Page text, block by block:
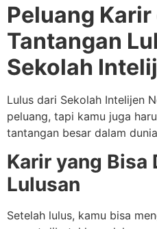
Peluang Karir
Tantangan
Sekolah
Lulus dari Sekolah Intelijen
peluang, tapi kamu juga
tantangan besar dalam
Karir yang Bisa
Lulusan
Setelah lulus, kamu bisa